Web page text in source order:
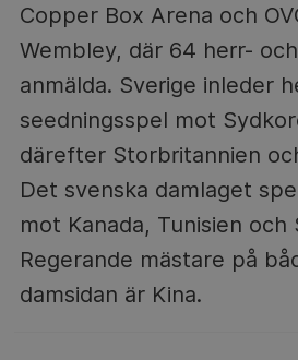
Copper Box Arena och
Wembley, där 64 herr-
anmälda. Sverige inleder
seedningsspel mot
därefter Storbritannien
Det svenska damlaget
mot Kanada, Tunisien och
Regerande mästare på
damsidan är Kina.